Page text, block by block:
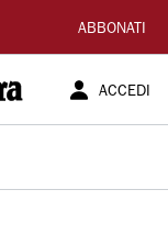
ABBONATI
ACCEDI